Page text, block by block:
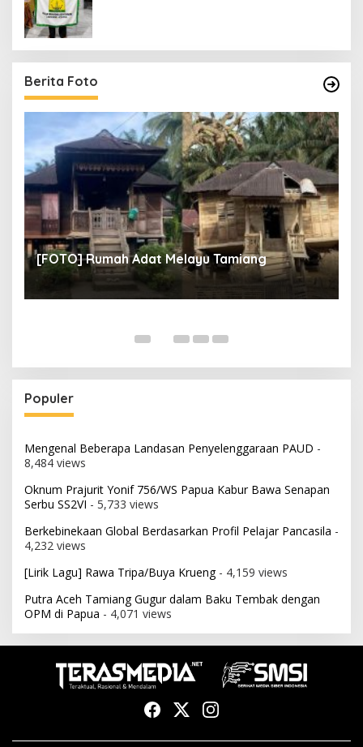
Berita Foto
[FOTO] Rumah Adat Melayu Tamiang
Populer
Mengenal Beberapa Landasan Penyelenggaraan PAUD -
8,484 views
Oknum Prajurit Yonif 756/WS Papua Kabur Bawa Senapan
Serbu SS2VI - 5,733 views
Berkebinekaan Global Berdasarkan Profil Pelajar Pancasila -
4,232 views
[Lirik Lagu] Rawa Tripa/Buya Krueng- 4,159 views
Putra Aceh Tamiang Gugur dalam Baku Tembak dengan
OPM di Papua - 4,071 views